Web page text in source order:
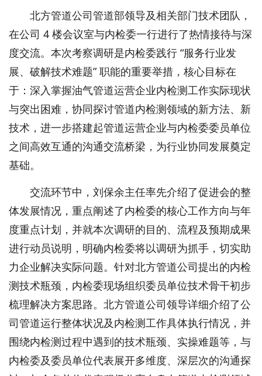
北方管道公司管道部领导及相关部门技术团队，
在公司 4 楼会议室与内检委一行进行了热情接待与深
度交流。本次考察调研是内检委践行 “服务行业发
展、破解技术难题” 职能的重要举措，核心目标在
于：深入掌握油气管道运营企业内检测工作实际现状
与突出困难，协同探讨管道内检测领域的新方法、新
技术，进一步搭建起管道运营企业与内检委委员单位
之间高效互通的沟通交流桥梁，为行业协同发展奠定
基础。
交流环节中，刘保余主任率先介绍了促进会的整
体发展情况，重点阐述了内检委的核心工作方向与年
度重点计划，并就本次调研的目的、流程及预期成果
进行动员说明，明确内检委将以调研为抓手，切实助
力企业解决实际问题。针对北方管道公司提出的内检
测技术瓶颈，内检委现场组织委员单位技术骨干初步
梳理解决方案思路。北方管道公司领导详细介绍了公
司管道运行整体状况及内检测工作具体执行情况，并
围绕内检测过程中遇到的技术瓶颈、实操难题等，与
内检委及委员单位代表展开多维度、深层次的沟通探